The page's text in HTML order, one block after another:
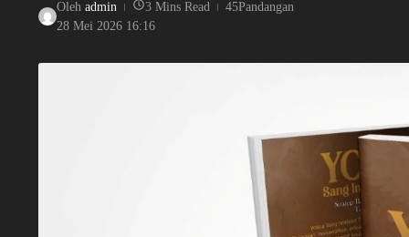
Oleh admin 3 Mins Read
45Pandangan
28 Mei 2026 16:16